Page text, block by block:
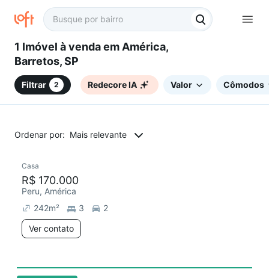
1 Imóvel à venda em América,
Barretos, SP
Filtrar 2 Redecore IA Valor Cômodos
Ordenar por: Mais relevante
Casa
R$ 170.000
Peru, América
242m² 3
2
Ver contato